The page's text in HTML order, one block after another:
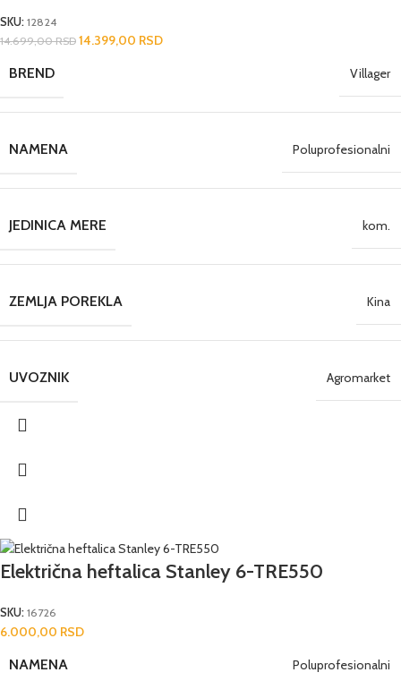
SKU: 12824
14.699,00RSD 14.399,00 RSD
BREND Villager
NAMENA Poluprofesionalni
JEDINICA MERE kom.
ZEMLJA POREKLA Kina
UVOZNIK Agromarket
Električna heftalica Stanley 6-TRE550
SKU: 16726
6.000,00 RSD
NAMENA Poluprofesionalni